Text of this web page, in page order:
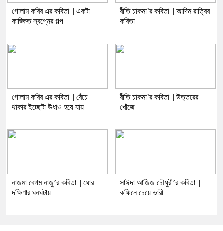
গোলাম কবির এর কবিতা || একটা
কাঙ্ক্ষিত স্বপ্নের গল্প
রীতি চাকমা’র কবিতা || আদিম রাত্রির
কবিতা
গোলাম কবির এর কবিতা || বেঁচে
থাকার ইচ্ছেটা উধাও হয়ে যায়
রীতি চাকমা’র কবিতা || উত্তরের
খোঁজে
নাজমা বেগম নাজু’র কবিতা || ঘোর
দক্ষিণার ঘনঘটায়
সাঈদা আজিজ চৌধুরী’র কবিতা ||
কফিনে চেয়ে ভারী